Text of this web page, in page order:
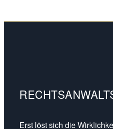
Erst löst sich die